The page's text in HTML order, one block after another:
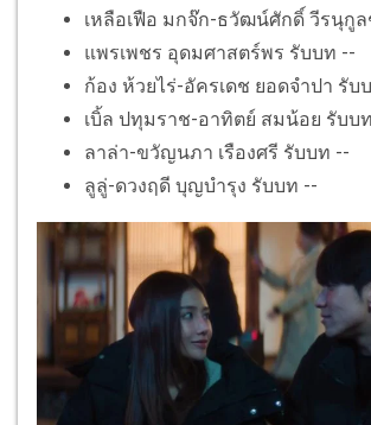
เหลือเฟือ มกจ๊ก-ธวัฒน์ศักดิ์ วีรนุกู
แพรเพชร อุดมศาสตร์พร รับบท --
ก้อง ห้วยไร่-อัครเดช ยอดจำปา รับ
เบิ้ล ปทุมราช-อาทิตย์ สมน้อย รับบ
ลาล่า-ขวัญนภา เรืองศรี รับบท --
ลูลู่-ดวงฤดี บุญบำรุง รับบท --